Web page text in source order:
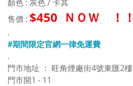
顏色 : 灰色 / 卡其
售價 : $450 ＮＯＷ ！！
.
#期間限定官網一律免運費
.
門市地址 ： 旺角煙廠街4號東匯2樓
門市開1 - 11